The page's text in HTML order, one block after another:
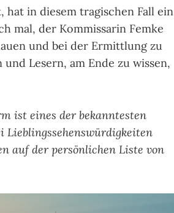
in diesem tragischen Fall ein
mal, der Kommissarin Femke
und bei der Ermittlung zu
Lesern, am Ende zu wissen,
ist eines der bekanntesten
Lieblingssehenswürdigkeiten
auf der persönlichen Liste von